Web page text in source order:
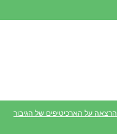
על הארכיטיפים של הגיבור